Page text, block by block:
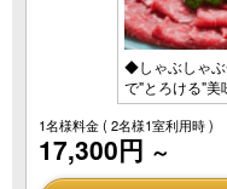
◆しゃぶしゃ
で"とろける"
1名様料金( 2名様1室利用時 )
17,300円 ～